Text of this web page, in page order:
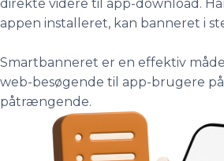
direkte videre til app-download.
appen installeret, kan banneret i
Smartbanneret er en effektiv
web-besøgende til app-brugere
påtrængende.